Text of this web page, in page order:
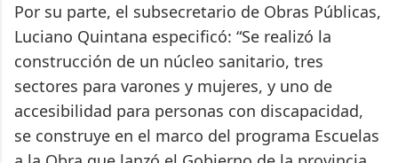
Por su parte, el subsecretario de Obras Públicas,
Luciano Quintana especificó: “Se realizó la
construcción de un núcleo sanitario, tres
sectores para varones y mujeres, y uno de
accesibilidad para personas con discapacidad,
se construye en el marco del programa Escuelas